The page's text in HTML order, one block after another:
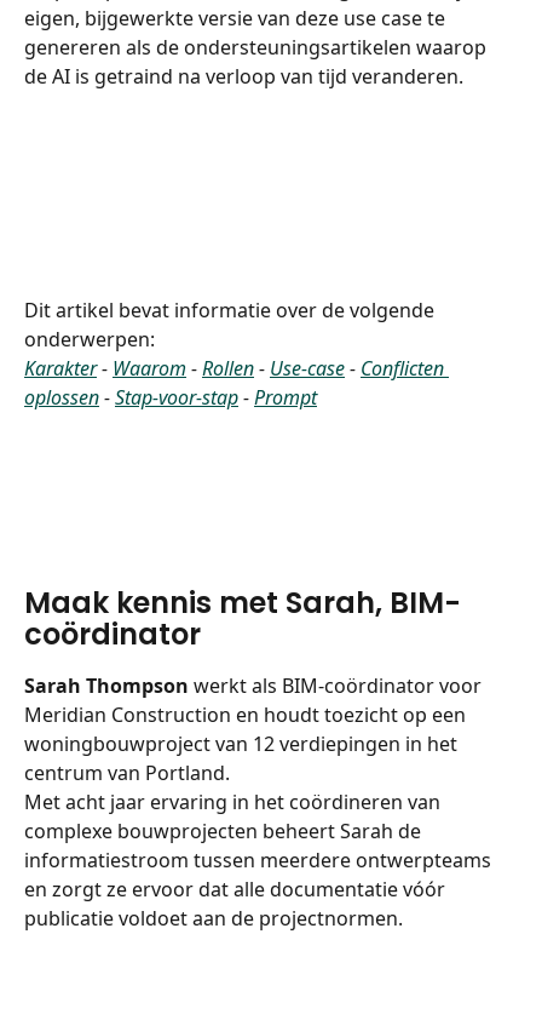
eigen, bijgewerkte versie van deze use case te
genereren als de ondersteuningsartikelen waarop
de AI is getraind na verloop van tijd veranderen.
Dit artikel bevat informatie over de volgende
onderwerpen:
Karakter - Waarom - Rollen - Use-case - Conflicten
oplossen - Stap-voor-stap - Prompt
Maak kennis met Sarah, BIM-
coördinator
Sarah Thompson werkt als BIM-coördinator voor
Meridian Construction en houdt toezicht op een
woningbouwproject van 12 verdiepingen in het
centrum van Portland.
Met acht jaar ervaring in het coördineren van
complexe bouwprojecten beheert Sarah de
informatiestroom tussen meerdere ontwerpteams
en zorgt ze ervoor dat alle documentatie vóór
publicatie voldoet aan de projectnormen.